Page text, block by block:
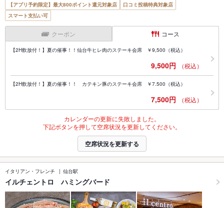
【アプリ予約限定】最大800ポイント還元対象店
口コミ投稿特典対象店
スマート支払い可
クーポン コース
【2H飲放付！】夏の催事！！仙台牛ヒレ肉のステーキ会席 ￥9,500（税込）
9,500円 （税込）
【2H飲放付！】夏の催事！！ カテキン豚のステーキ会席 ￥7.500（税込）
7,500円 （税込）
カレンダーの更新に失敗しました。
下記ボタンを押して空席状況を更新してください。
空席状況を更新する
イタリアン・フレンチ 仙台駅
イルチェントロ ハミングバード